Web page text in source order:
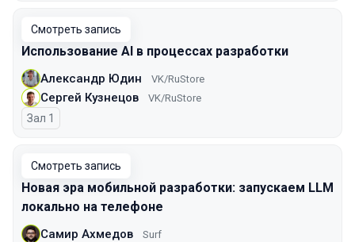
Смотреть запись
Использование AI в процессах разработки
Александр Юдин VK/RuStore
Сергей Кузнецов VK/RuStore
Зал 1
Смотреть запись
Новая эра мобильной разработки: запускаем LLM
локально на телефоне
Самир Ахмедов Surf